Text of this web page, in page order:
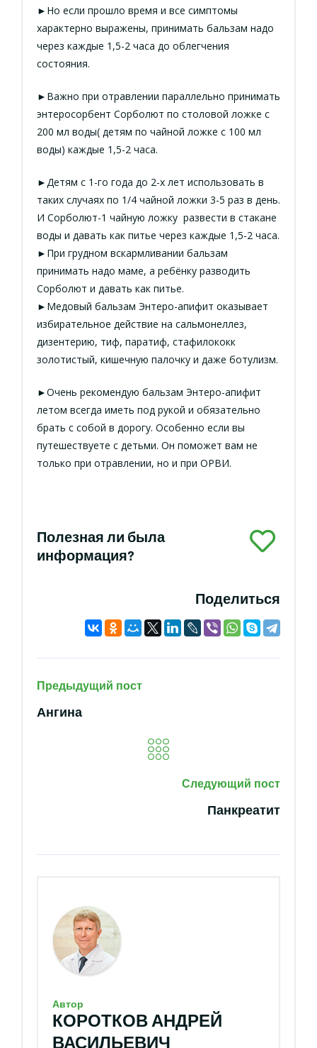
►Но если прошло время и все симптомы
характерно выражены, принимать бальзам надо
через каждые 1,5-2 часа до облегчения
состояния.
►Важно при отравлении параллельно принимать
энтеросорбент Сорболют по столовой ложке с
200 мл воды( детям по чайной ложке с 100 мл
воды) каждые 1,5-2 часа.
►Детям с 1-го года до 2-х лет использовать в
таких случаях по 1/4 чайной ложки 3-5 раз в день.
И Сорболют-1 чайную ложку развести в стакане
воды и давать как питье через каждые 1,5-2 часа.
►При грудном вскармливании бальзам
принимать надо маме, а ребёнку разводить
Сорболют и давать как питье.
►Медовый бальзам Энтеро-апифит оказывает
избирательное действие на сальмонеллез,
дизентерию, тиф, паратиф, стафилококк
золотистый, кишечную палочку и даже ботулизм.
►Очень рекомендую бальзам Энтеро-апифит
летом всегда иметь под рукой и обязательно
брать с собой в дорогу. Особенно если вы
путешествуете с детьми. Он поможет вам не
только при отравлении, но и при ОРВИ.
Полезная ли была
информация?
Поделиться
Предыдущий пост
Ангина
Следующий пост
Панкреатит
Автор
КОРОТКОВ АНДРЕЙ
ВАСИЛЬЕВИЧ